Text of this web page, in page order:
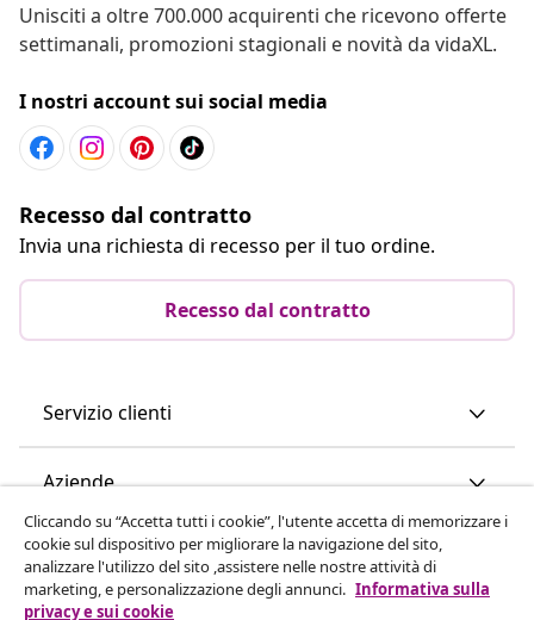
Unisciti a oltre 700.000 acquirenti che ricevono offerte
settimanali, promozioni stagionali e novità da vidaXL.
I nostri account sui social media
Recesso dal contratto
Invia una richiesta di recesso per il tuo ordine.
Recesso dal contratto
Servizio clienti
Aziende
vidaXL
Cliccando su “Accetta tutti i cookie”, l'utente accetta di memorizzare i
cookie sul dispositivo per migliorare la navigazione del sito,
analizzare l'utilizzo del sito ,assistere nelle nostre attività di
marketing, e personalizzazione degli annunci. Informativa sulla
privacy e sui cookie